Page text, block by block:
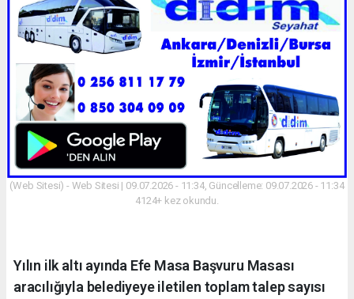
(Web Sitesi) - Web Sitesi | 09.07.2026 - 11:34, Güncelleme: 09.07.2026 - 11:34
4124+ kez okundu.
Yılın ilk altı ayında Efe Masa Başvuru Masası
aracılığıyla belediyeye iletilen toplam talep sayısı